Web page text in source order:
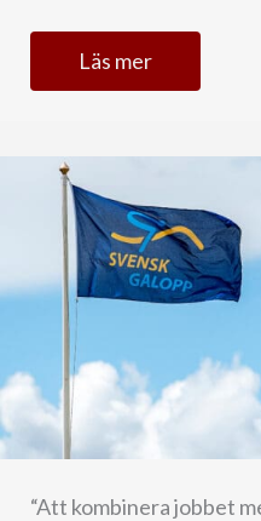
Läs mer
“Att kombinera jobbet